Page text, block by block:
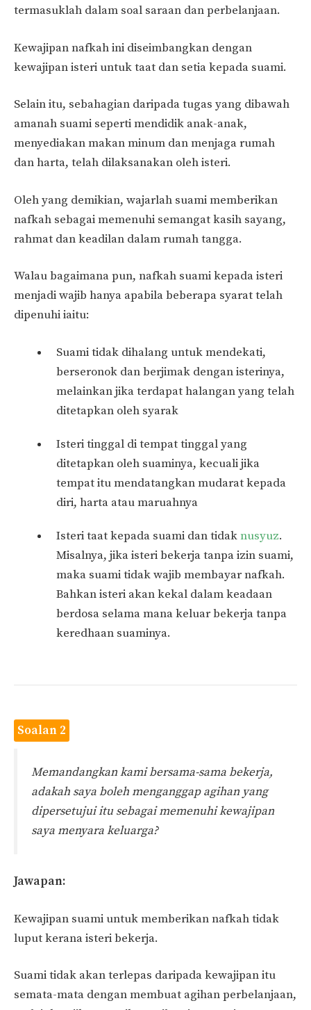
termasuklah dalam soal saraan dan perbelanjaan.
Kewajipan nafkah ini diseimbangkan dengan
kewajipan isteri untuk taat dan setia kepada suami.
Selain itu, sebahagian daripada tugas yang dibawah
amanah suami seperti mendidik anak-anak,
menyediakan makan minum dan menjaga rumah
dan harta, telah dilaksanakan oleh isteri.
Oleh yang demikian, wajarlah suami memberikan
nafkah sebagai memenuhi semangat kasih sayang,
rahmat dan keadilan dalam rumah tangga.
Walau bagaimana pun, nafkah suami kepada isteri
menjadi wajib hanya apabila beberapa syarat telah
dipenuhi iaitu:
Suami tidak dihalang untuk mendekati,
berseronok dan berjimak dengan isterinya,
melainkan jika terdapat halangan yang telah
ditetapkan oleh syarak
Isteri tinggal di tempat tinggal yang
ditetapkan oleh suaminya, kecuali jika
tempat itu mendatangkan mudarat kepada
diri, harta atau maruahnya
Isteri taat kepada suami dan tidaknusyuz.
Misalnya, jika isteri bekerja tanpa izin suami,
maka suami tidak wajib membayar nafkah.
Bahkan isteri akan kekal dalam keadaan
berdosa selama mana keluar bekerja tanpa
keredhaan suaminya.
Soalan 2
Memandangkan kami bersama-sama bekerja,
adakah saya boleh menganggap agihan yang
dipersetujui itu sebagai memenuhi kewajipan
saya menyara keluarga?
Jawapan:
Kewajipan suami untuk memberikan nafkah tidak
luput kerana isteri bekerja.
Suami tidak akan terlepas daripada kewajipan itu
semata-mata dengan membuat agihan perbelanjaan,